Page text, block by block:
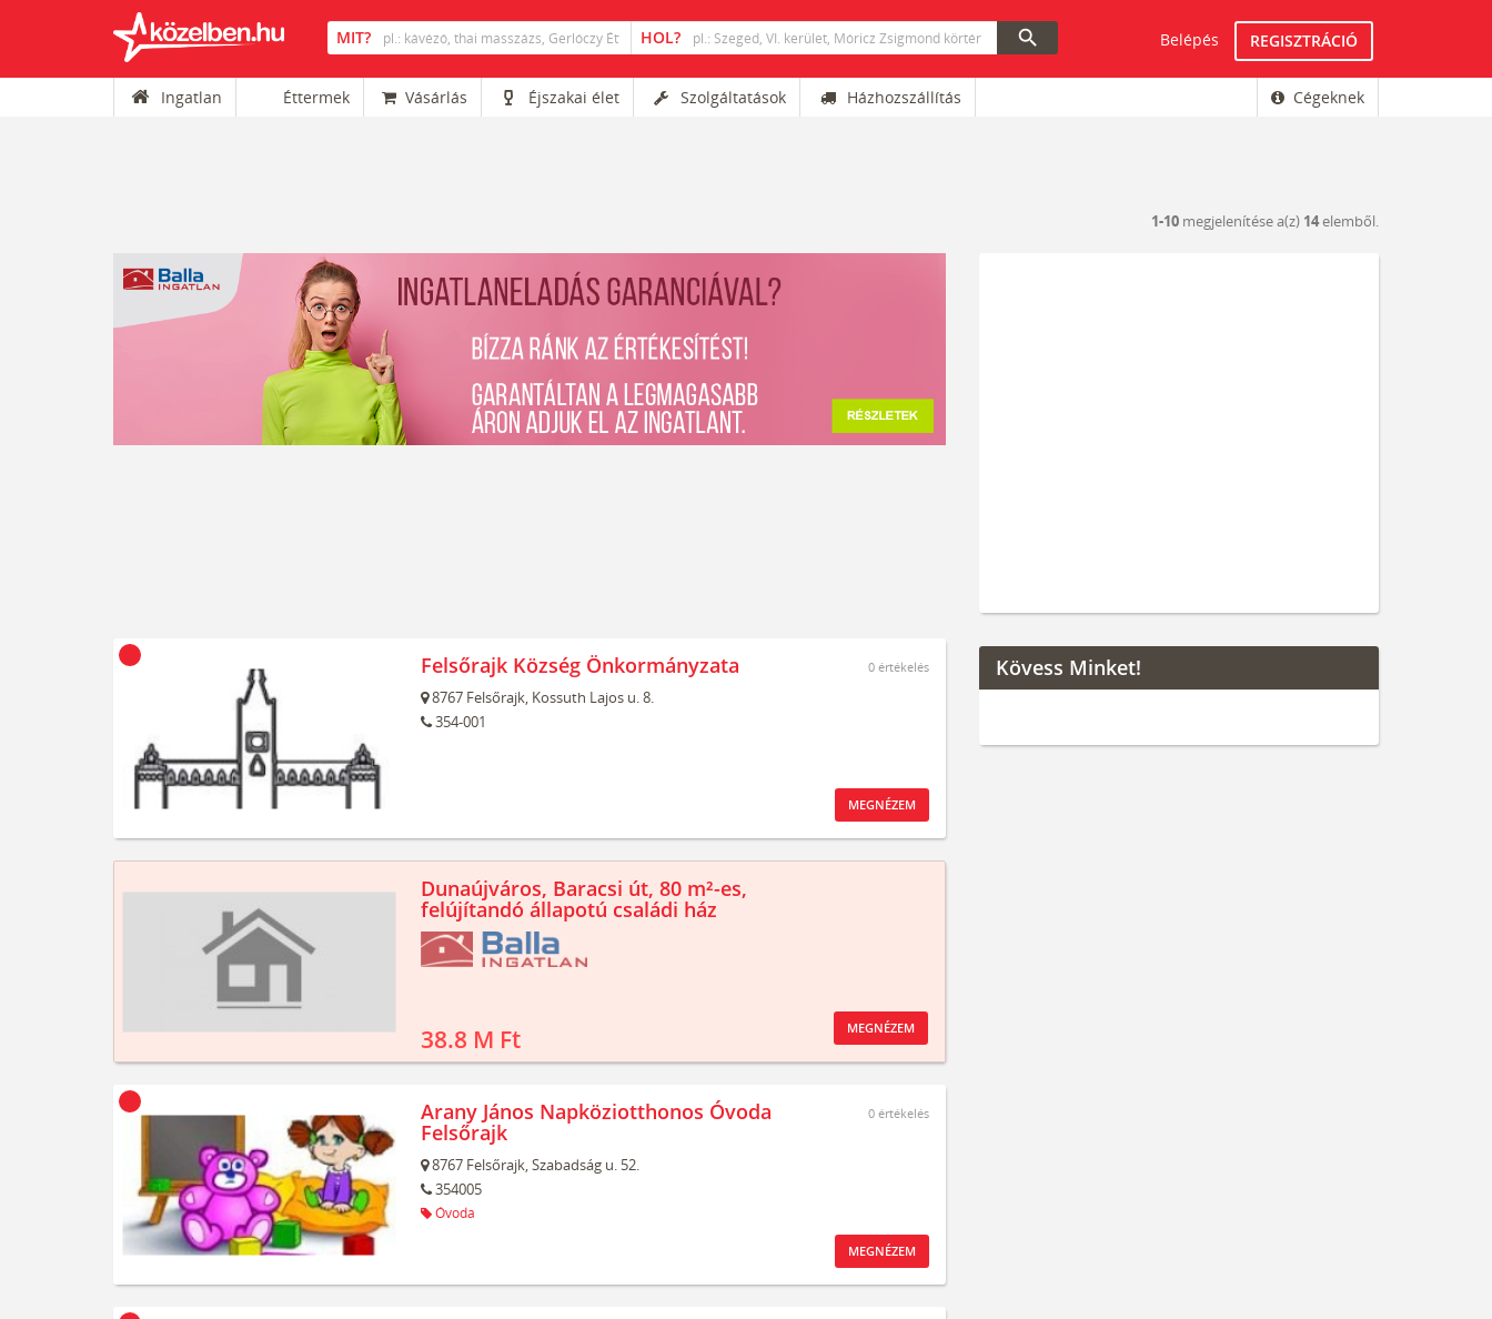
search Belépés REGISZTRÁCIÓ
Ingatlan Éttermek Vásárlás Éjszakai élet Szolgáltatások Házhozszállítás Cégeknek
1-10 megjelenítése a(z) 14elemből.
Felsőrajk Község Önkormányzata
8767 Felsőrajk, Kossuth Lajos u. 8.
354-001
0 értékelés
MEGNÉZEM
Dunaújváros, Baracsi út, 80 m²-es,
felújítandó állapotú családi ház
38.8 M Ft MEGNÉZEM
Arany János Napköziotthonos Óvoda
Felsőrajk
8767 Felsőrajk,Szabadság u. 52.
354005
Óvoda
0 értékelés
MEGNÉZEM
Kövess Minket!